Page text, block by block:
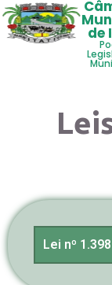
de
Lei nº 1.398